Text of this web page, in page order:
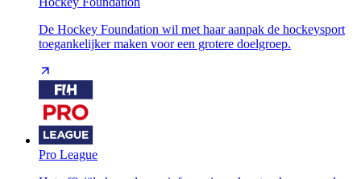
De Hockey Foundation wil met haar aanpak de hockeysport
toegankelijker maken voor een grotere doelgroep.
Pro League